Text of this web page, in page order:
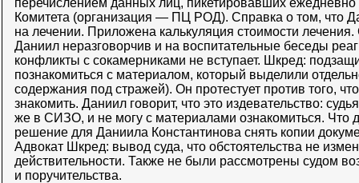
перечислением данных лиц, пикетировавших ежедневно
Комитета (организация — ПЦ РОД). Справка о том, что
на лечении. Приложена калькуляция стоимости
Даниил неразговорчив и на воспитательные беседы
конфликты с сокамерниками не вступает. Шкред:
познакомиться с материалом, который выделили
содержания под стражей). Он протестует против того,
знакомить. Даниил говорит, что это издевательство:
же в СИЗО, и не могу с материалами ознакомиться. Что
решение для Даниила Константинова снять копии
Адвокат Шкред: вывод суда, что обстоятельства не
действительности. Также не были рассмотрены судом
и поручительства.